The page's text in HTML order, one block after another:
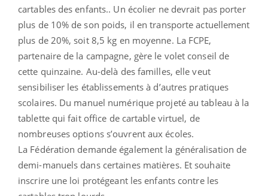
cartables des enfants.. Un écolier ne devrait pas porter
plus de 10% de son poids, il en transporte actuellement
plus de 20%, soit 8,5 kg en moyenne. La FCPE,
partenaire de la campagne, gère le volet conseil de
cette quinzaine. Au-delà des familles, elle veut
sensibiliser les établissements à d’autres pratiques
scolaires. Du manuel numérique projeté au tableau à la
tablette qui fait office de cartable virtuel, de
nombreuses options s’ouvrent aux écoles.
La Fédération demande également la généralisation de
demi-manuels dans certaines matières. Et souhaite
inscrire une loi protégeant les enfants contre les